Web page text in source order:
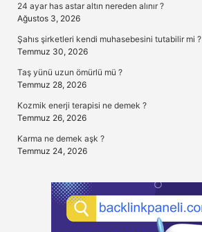
24 ayar has astar altın nereden alınır ?
Ağustos 3, 2026
Şahıs şirketleri kendi muhasebesini tutabilir mi ?
Temmuz 30, 2026
Taş yünü uzun ömürlü mü ?
Temmuz 28, 2026
Kozmik enerji terapisi ne demek ?
Temmuz 26, 2026
Karma ne demek aşk ?
Temmuz 24, 2026